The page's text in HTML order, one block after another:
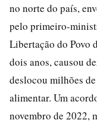
no norte do país,
pelo primeiro-
Libertação do Povo
dois anos, causou
deslocou milhões
alimentar. Um
novembro de 2022,